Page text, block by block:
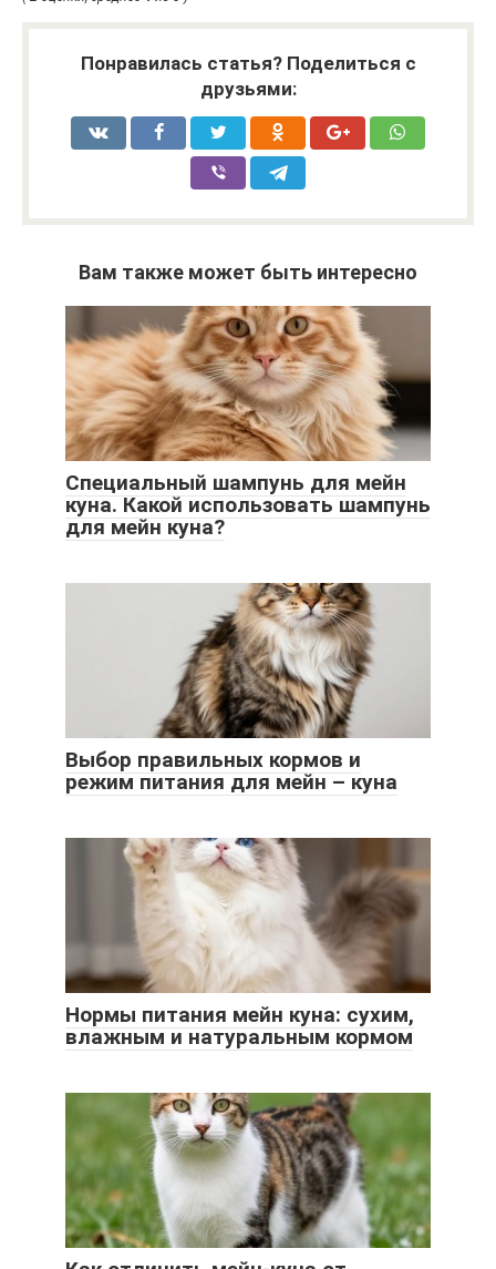
Понравилась статья? Поделиться с
друзьями:
Вам также может быть интересно
Специальный шампунь для мейн
куна. Какой использовать шампунь
для мейн куна?
Выбор правильных кормов и
режим питания для мейн – куна
Нормы питания мейн куна: сухим,
влажным и натуральным кормом